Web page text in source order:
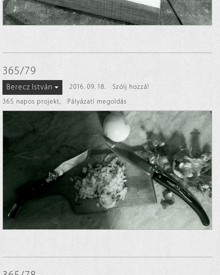
365/79
Berecz István 2016. 09. 18.
Szólj hozzá!
365 napos projekt, Pályázati megoldás